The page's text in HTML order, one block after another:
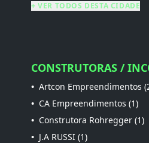
+ VER TODOS DESTA CIDADE
CONSTRUTORAS /
• Artcon Empreendimentos
• CA Empreendimentos (1)
• Construtora Rohregger (1)
• J.A RUSSI (1)